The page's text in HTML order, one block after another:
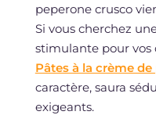
peperone crusco
Si vous cherchez
stimulante pour vos
Pâtes à la crème
caractère, saura
exigeants.